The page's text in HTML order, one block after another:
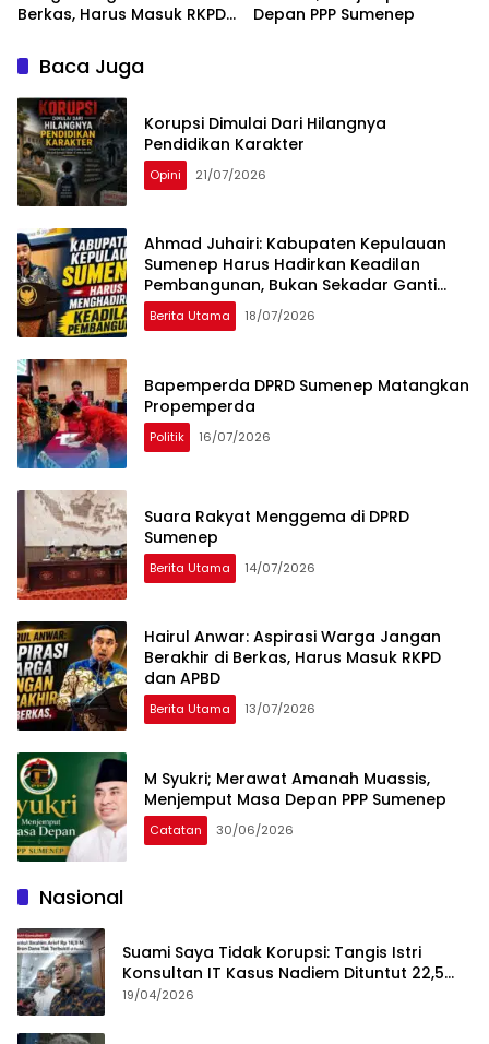
Berkas, Harus Masuk RKPD
Depan PPP Sumenep
Baca Juga
Korupsi Dimulai Dari Hilangnya
Pendidikan Karakter
Opini 21/07/2026
Ahmad Juhairi: Kabupaten Kepulauan
Sumenep Harus Hadirkan Keadilan
Pembangunan, Bukan Sekadar Ganti
Nama
Berita Utama 18/07/2026
Bapemperda DPRD Sumenep Matangkan
Propemperda
Politik 16/07/2026
Suara Rakyat Menggema di DPRD
Sumenep
Berita Utama 14/07/2026
Hairul Anwar: Aspirasi Warga Jangan
Berakhir di Berkas, Harus Masuk RKPD
dan APBD
Berita Utama 13/07/2026
M Syukri; Merawat Amanah Muassis,
Menjemput Masa Depan PPP Sumenep
Catatan 30/06/2026
Nasional
Suami Saya Tidak Korupsi: Tangis Istri
Konsultan IT Kasus Nadiem Dituntut 22,5
Tahun
19/04/2026